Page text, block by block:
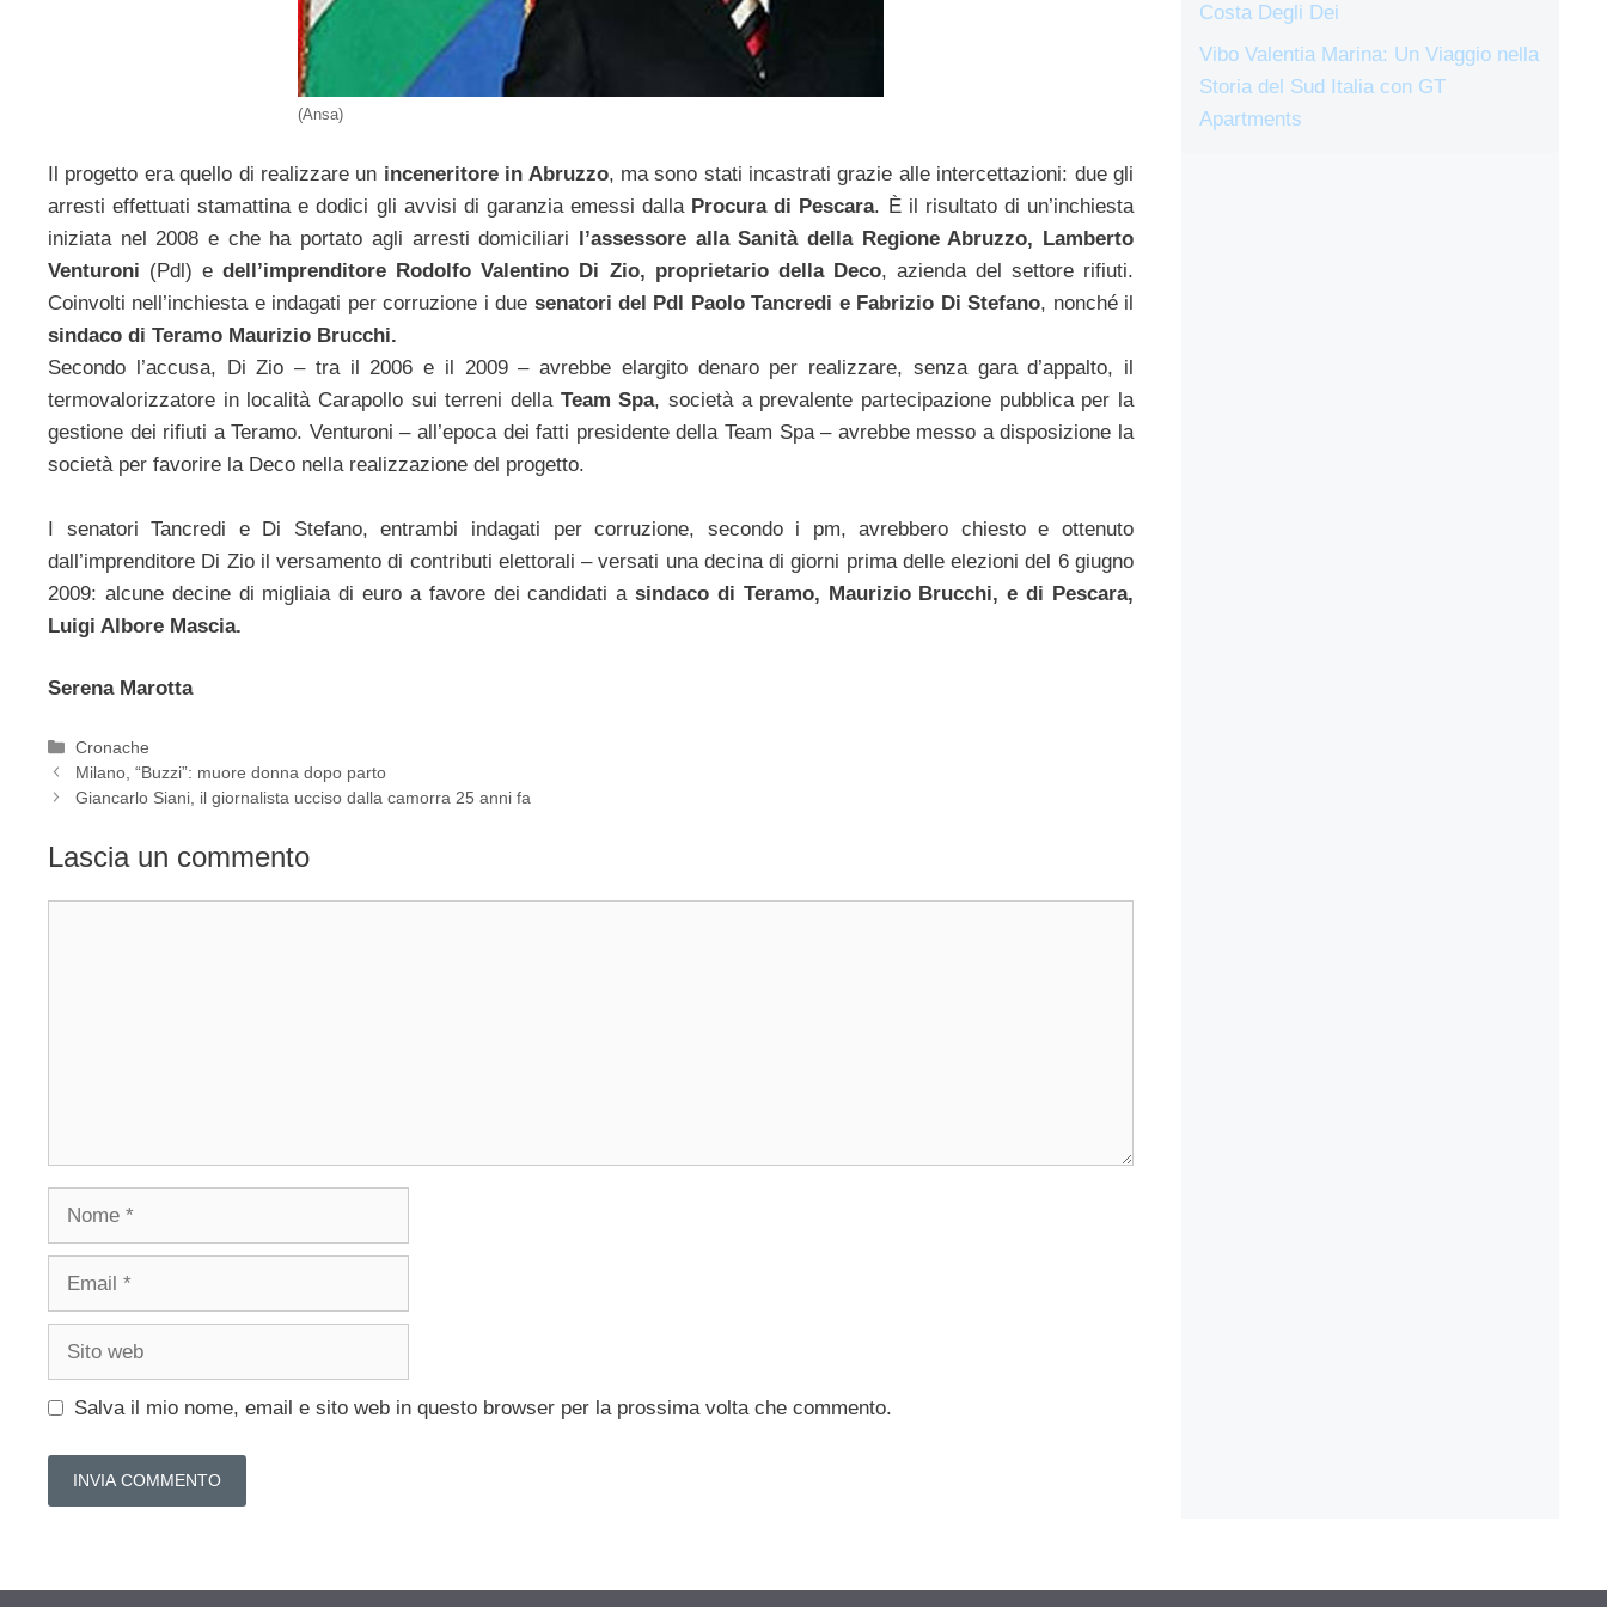
(Ansa)
Il progetto era quello di realizzare un inceneritore in Abruzzo, ma sono stati incastrati grazie alle intercettazioni: due gli
arresti effettuati stamattina e dodici gli avvisi di garanzia emessi dalla Procura di Pescara. È il risultato di un’inchiesta
iniziata nel 2008 e che ha portato agli arresti domiciliari l’assessore alla Sanità della Regione Abruzzo, Lamberto
Venturoni (Pdl) edell’imprenditore Rodolfo Valentino Di Zio, proprietario della Deco, azienda del settore rifiuti.
Coinvolti nell’inchiesta e indagati per corruzione i due senatori del Pdl Paolo Tancredi e Fabrizio Di Stefano, nonché il
sindaco di Teramo Maurizio Brucchi.
Secondo l’accusa, Di Zio – tra il 2006 e il 2009 – avrebbe elargito denaro per realizzare, senza gara d’appalto, il
termovalorizzatore in località Carapollo sui terreni della Team Spa, società a prevalente partecipazione pubblica per la
gestione dei rifiuti a Teramo. Venturoni – all’epoca dei fatti presidente della Team Spa – avrebbe messo a disposizione la
società per favorire la Deco nella realizzazione del progetto.
I senatori Tancredi e Di Stefano, entrambi indagati per corruzione, secondo i pm, avrebbero chiesto e ottenuto
dall’imprenditore Di Zio il versamento di contributi elettorali – versati una decina di giorni prima delle elezioni del 6 giugno
2009: alcune decine di migliaia di euro a favore dei candidati asindaco di Teramo, Maurizio Brucchi, e di Pescara,
Luigi Albore Mascia.
Serena Marotta
Categorie
Cronache
Milano, “Buzzi”: muore donna dopo parto
Giancarlo Siani, il giornalista ucciso dalla camorra 25 anni fa
Lascia un commento
Nome
Email
Sito
Salva il mio nome, email e sito web in questo browser per la prossima volta che commento.
Costa Degli Dei
Vibo Valentia Marina: Un Viaggio nella
Storia del Sud Italia con GT
Apartments